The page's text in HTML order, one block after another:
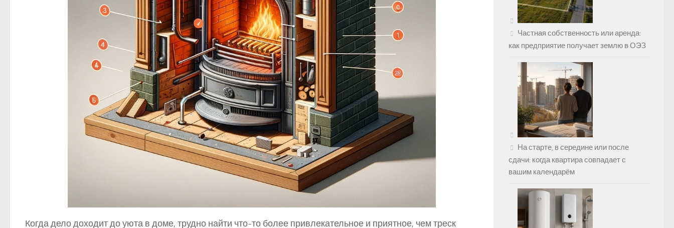
Когда дело доходит до уюта в доме, трудно найти что-то более привлекательное и приятное, чем треск
Частная собственность или аренда:
как предприятие получает землю в ОЭЗ
На старте, в середине или после
сдачи: когда квартира совпадает с
вашим календарём